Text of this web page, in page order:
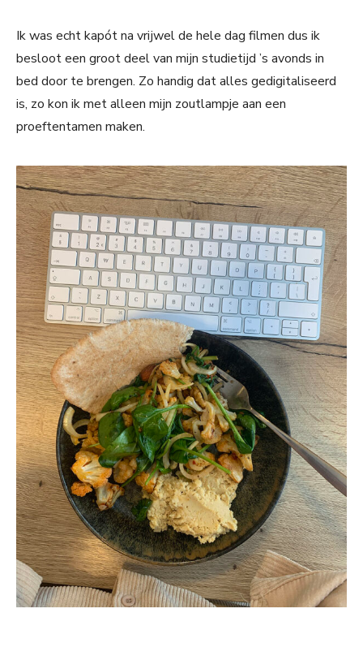
Ik was echt kapót na vrijwel de hele dag filmen dus ik
besloot een groot deel van mijn studietijd ’s avonds in
bed door te brengen. Zo handig dat alles gedigitaliseerd
is, zo kon ik met alleen mijn zoutlampje aan een
proeftentamen maken.